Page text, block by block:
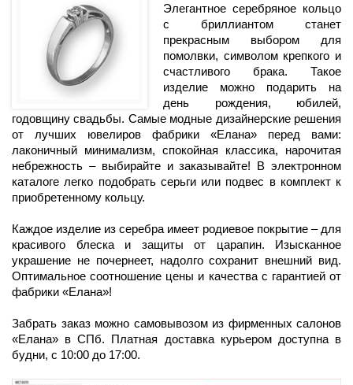
Элегантное серебряное кольцо
с бриллиантом станет
прекрасным выбором для
помолвки, символом крепкого и
счастливого брака. Такое
изделие можно подарить на
день рождения, юбилей,
годовщину свадьбы. Самые модные дизайнерские решения
от лучших ювелиров фабрики «Елана» перед вами:
лаконичный минимализм, спокойная классика, нарочитая
небрежность – выбирайте и заказывайте! В электронном
каталоге легко подобрать серьги или подвес в комплект к
приобретенному кольцу.
Каждое изделие из серебра имеет родиевое покрытие – для
красивого блеска и защиты от царапин. Изысканное
украшение не почернеет, надолго сохранит внешний вид.
Оптимальное соотношение цены и качества с гарантией от
фабрики «Елана»!
Забрать заказ можно самовывозом из фирменных салонов
«Елана» в СПб. Платная доставка курьером доступна в
будни, с 10:00 до 17:00.